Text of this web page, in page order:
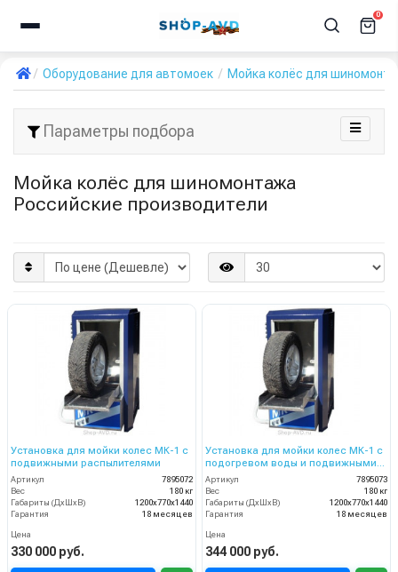
0
Оборудование для автомоек Мойка колёс для
Параметры подбора
Мойка колёс для шиномонтажа
Российские производители
Установка для мойки колес МК-1 с
подвижными распылителями
Артикул
7895072
Вес
180 кг
Габариты (ДхШхВ)
1200х770х1440
Гарантия
18 месяцев
Цена
330 000 руб.
Установка для мойки колес МК-1 с
подогревом воды и подвижными
распылителями
Артикул
7895073
Вес
180 кг
Габариты (ДхШхВ)
1200х770х1440
Гарантия
18 месяцев
Цена
344 000 руб.